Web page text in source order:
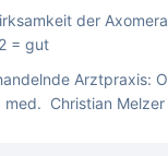
der
= gut
Arztpraxis:
med. Christian Melzer